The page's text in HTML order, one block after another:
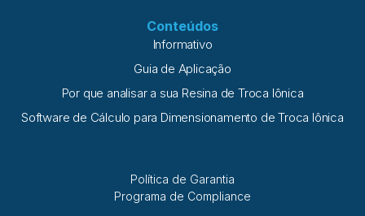
Conteúdos
Informativo
Guia de Aplicação
Por que analisar a sua Resina de Troca Iônica
Software de Cálculo para Dimensionamento de Troca Iônica
Política de Garantia
Programa de Compliance